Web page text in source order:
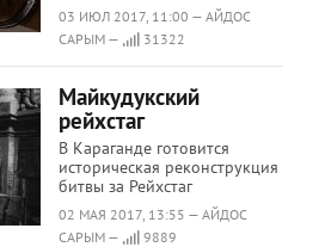
03 ИЮЛ 2017, 11:00 — АЙДОС
САРЫМ —
31322
Майкудукский
рейхстаг
В Караганде готовится
историческая реконструкция
битвы за Рейхстаг
02 МАЯ 2017, 13:55 — АЙДОС
САРЫМ —
9889